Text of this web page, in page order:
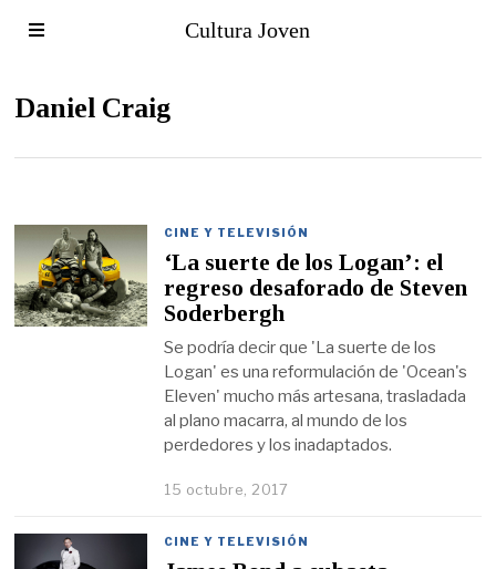
Cultura Joven
Daniel Craig
CINE Y TELEVISIÓN
‘La suerte de los Logan’: el
regreso desaforado de Steven
Soderbergh
Se podría decir que 'La suerte de los
Logan' es una reformulación de 'Ocean's
Eleven' mucho más artesana, trasladada
al plano macarra, al mundo de los
perdedores y los inadaptados.
15 octubre, 2017
CINE Y TELEVISIÓN